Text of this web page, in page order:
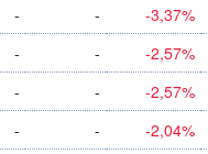
- - -3,37%
- - -2,57%
- - -2,57%
- - -2,04%